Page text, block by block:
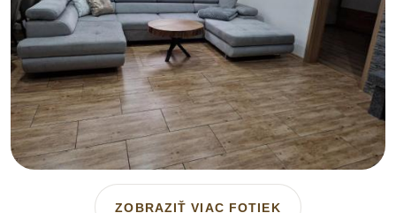
ZOBRAZIŤ VIAC FOTIEK